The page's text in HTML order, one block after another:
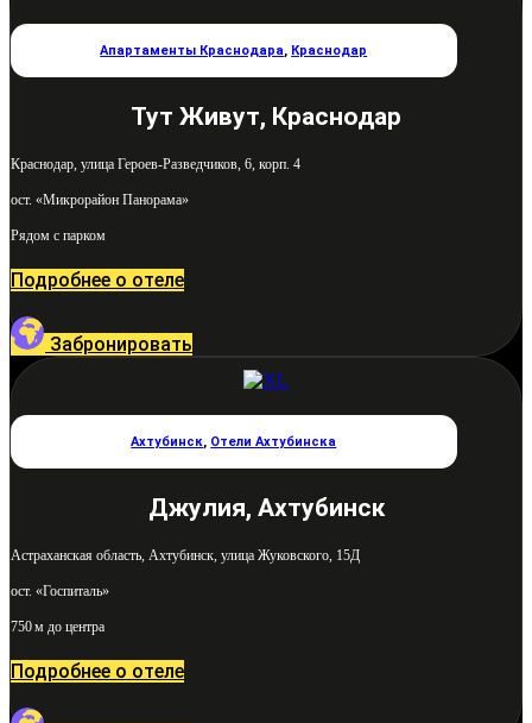
Апартаменты Краснодара, Краснодар
Тут Живут, Краснодар
Краснодар, улица Героев-Разведчиков, 6, корп. 4
ост. «Микрорайон Панорама»
Рядом с парком
Подробнее о отеле
Забронировать
Ахтубинск, Отели Ахтубинска
Джулия, Ахтубинск
Астраханская область, Ахтубинск, улица Жуковского, 15Д
ост. «Госпиталь»
750 м до центра
Подробнее о отеле